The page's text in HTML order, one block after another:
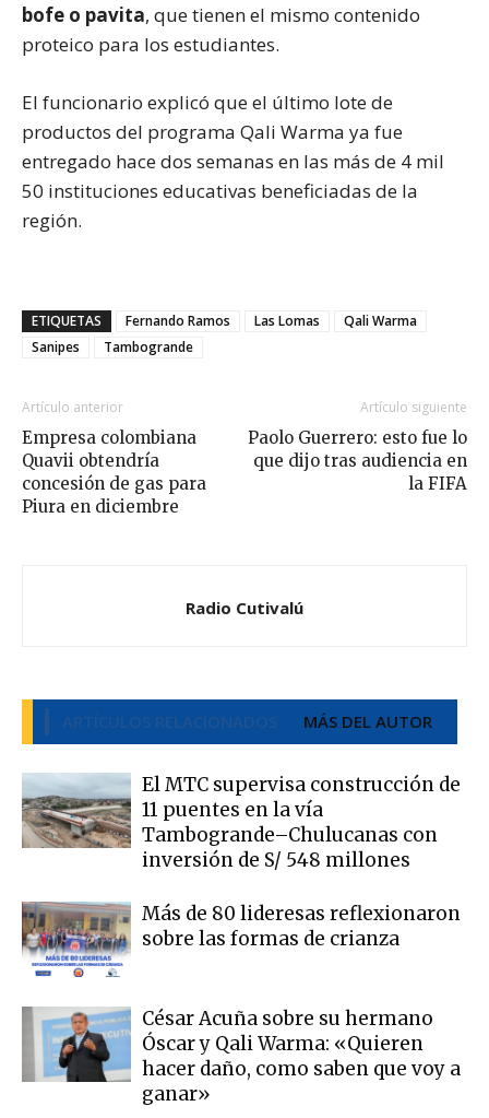
bofe o pavita, que tienen el mismo contenido
proteico para los estudiantes.
El funcionario explicó que el último lote de
productos del programa Qali Warma ya fue
entregado hace dos semanas en las más de 4 mil
50 instituciones educativas beneficiadas de la
región.
ETIQUETAS Fernando Ramos Las Lomas
Qali Warma
Sanipes
Tambogrande
Artículo anterior
Empresa colombiana
Quavii obtendría
concesión de gas para
Piura en diciembre
Artículo siguiente
Paolo Guerrero: esto fue lo
que dijo tras audiencia en
la FIFA
Radio Cutivalú
ARTÍCULOS RELACIONADOS MÁS DEL AUTOR
El MTC supervisa construcción de
11 puentes en la vía
Tambogrande–Chulucanas con
inversión de S/ 548 millones
Más de 80 lideresas reflexionaron
sobre las formas de crianza
César Acuña sobre su hermano
Óscar y Qali Warma: «Quieren
hacer daño, como saben que voy a
ganar»